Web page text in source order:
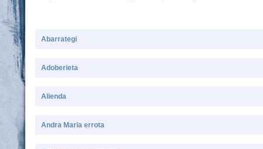
Abarrategi
Adoberieta
Alienda
Andra Maria errota